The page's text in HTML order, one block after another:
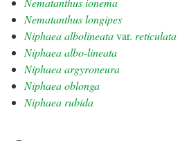
Nematanthus longipes
Niphaea albolineatavar. reticulata
Niphaea albo-lineata
Niphaea argyroneura
Niphaea oblonga
Niphaea rubida